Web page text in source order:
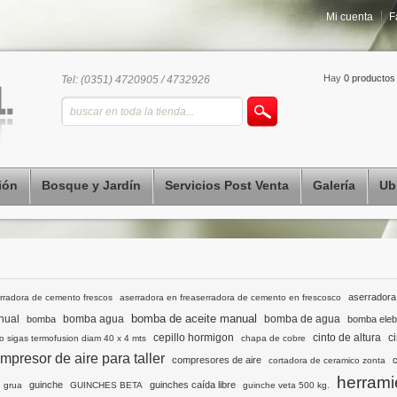
Mi cuenta
Tel: (0351) 4720905 / 4732926 Hay 0 productos
Bosque y Jardín Servicios Post Venta Galería
de cemento frescos aserradora en freaserradora de cemento en frescosco
bomba bomba agua bomba de aceite manual bomba de agua bomba
sigas termofusion diam 40 x 4 mts cepillo hormigon chapa de cobre cinto de altura
de aire para taller compresores de aire cortadora de ceramico zonta
grua guinche GUINCHES BETA guinches caída libre guinche veta 500 kg.